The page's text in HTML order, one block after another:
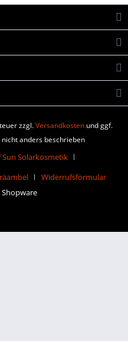
zzgl.Versandkosten und ggf.
anders beschrieben
Solarkosmetik
Widerrufsformular